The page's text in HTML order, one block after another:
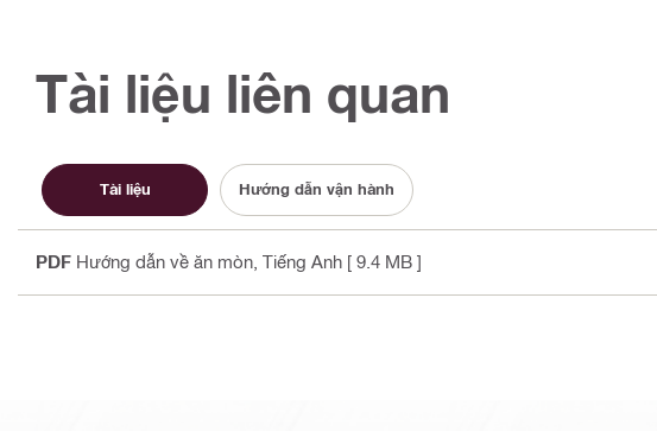
Tài liệu liên quan
Tài liệu Hướng dẫn vận hành
PDF Hướng dẫn về ăn mòn , Tiếng Anh [ 9.4 MB ]